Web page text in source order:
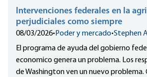
Intervenciones federales en la
perjudiciales como siempre
08/03/2026• Poder y mercado•Stephen
El programa de ayuda del gobierno
economico genera un problema. Los
de Washington ven un nuevo problema.